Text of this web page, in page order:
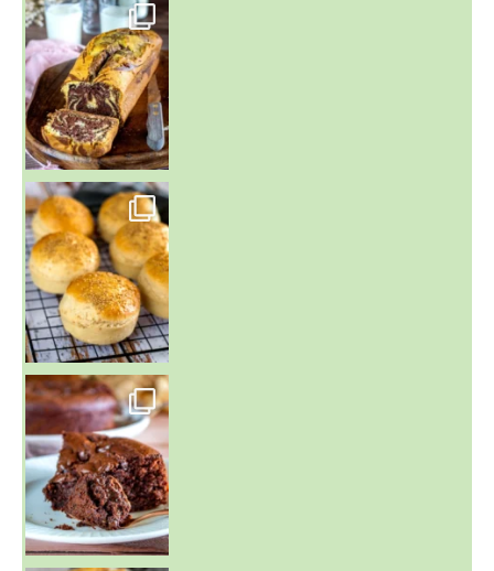
~ BUNS MAISON ~
Un peu de boulange par ici au
~ GÂTEAU FONDANT CHOCO NOISETTE ~
C'est lundi